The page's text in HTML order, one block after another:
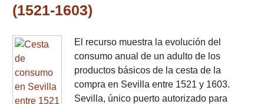
(1521-1603)
El recurso muestra la evolución del
consumo anual de un adulto de los
productos básicos de la cesta de la
compra en Sevilla entre 1521 y 1603.
Sevilla, único puerto autorizado para